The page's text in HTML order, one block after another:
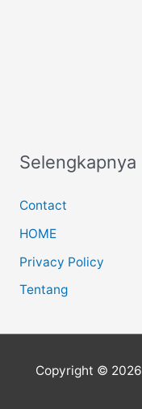
Selengkapnya
Contact
HOME
Privacy Policy
Tentang
Copyright © 2026